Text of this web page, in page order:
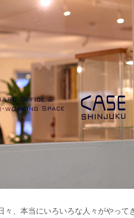
々、本当にいろいろな人々がやって